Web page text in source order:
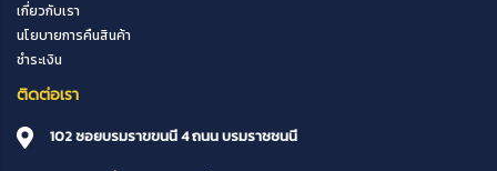
เกี่ยวกับเรา
นโยบายการคืนสินค้า
ชำระเงิน
ติดต่อเรา
102 ซอยบรมราขขนนี 4 ถนน บรมราชชนนี